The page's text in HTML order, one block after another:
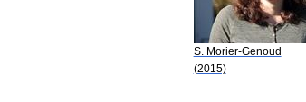
S. Morier-Genoud
(2015)